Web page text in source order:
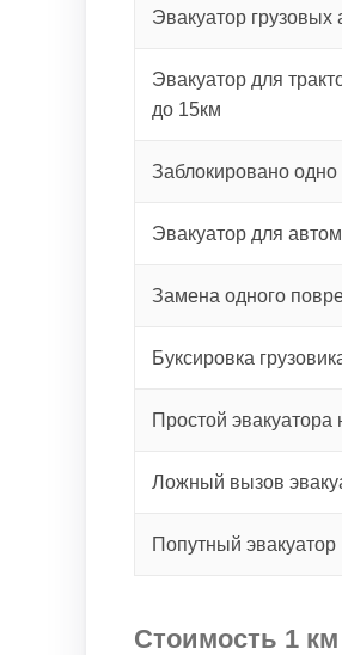
Эвакуатор
Эвакуатор для
до 15км
Заблокировано одно
Эвакуатор для
Замена одного
Буксировка
Простой эвакуатора
Ложный вызов
Попутный
Стоимость 1